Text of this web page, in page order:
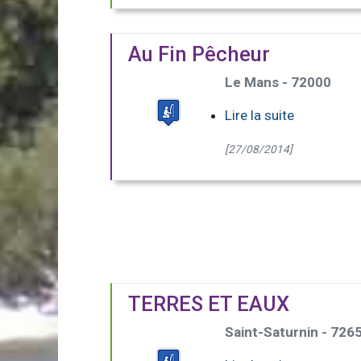
Au Fin Pêcheur
Le Mans - 72000
Lire la suite
[27/08/2014]
TERRES ET EAUX
Saint-Saturnin -